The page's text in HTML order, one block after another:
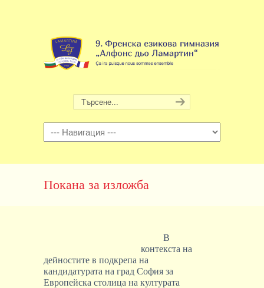
Навигация
Покана за изложба
В
контекста на
дейностите в подкрепа на
кандидатурата на град София за
Европейска столица на културата